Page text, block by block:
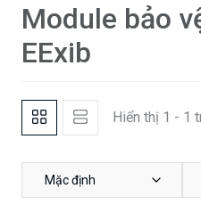
Module bảo
EExib
Hiển thị 1 - 1
Mặc định